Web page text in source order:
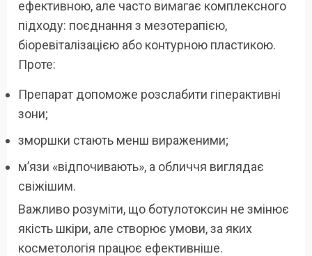
ефективною, але часто вимагає комплексного
підходу: поєднання з мезотерапією,
біоревіталізацією або контурною пластикою.
Проте:
Препарат допоможе розслабити гіперактивні
зони;
зморшки стають менш вираженими;
м’язи «відпочивають», а обличчя виглядає
свіжішим.
Важливо розуміти, що ботулотоксин не змінює
якість шкіри, але створює умови, за яких
косметологія працює ефективніше.